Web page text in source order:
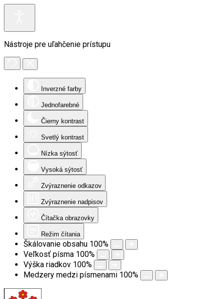
Nástroje pre uľahčenie prístupu
Inverzné farby
Jednofarebné
Čierny kontrast
Svetlý kontrast
Nízka sýtosť
Vysoká sýtosť
Zvýraznenie odkazov
Zvýraznenie nadpisov
Čítačka obrazovky
Režim čítania
Škálovanie obsahu 100%
Veľkosť písma 100%
Výška riadkov 100%
Medzery medzi písmenami 100%